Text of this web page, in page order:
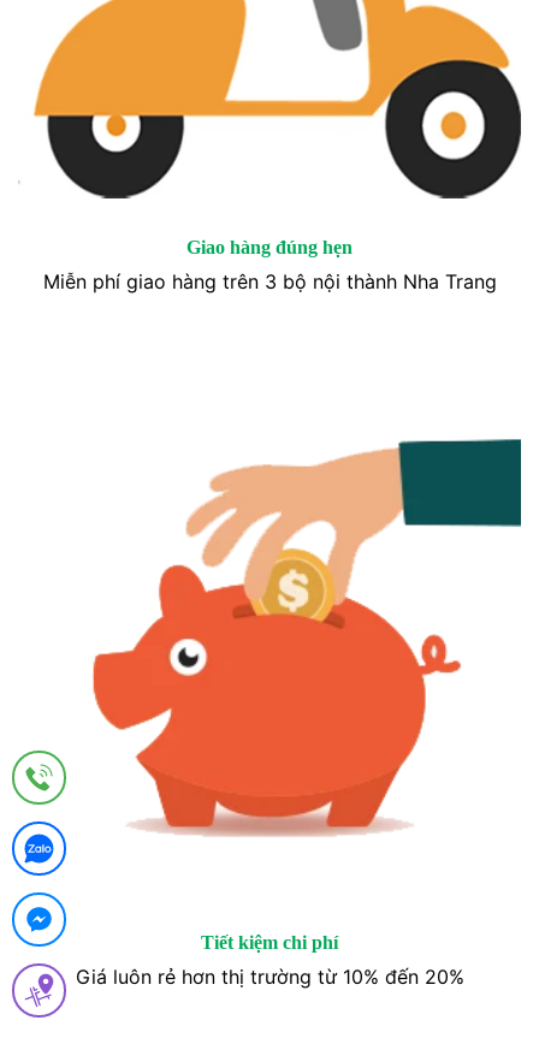
Giao hàng đúng hẹn
Miễn phí giao hàng trên 3 bộ nội thành Nha Trang
Tiết kiệm chi phí
Giá luôn rẻ hơn thị trường từ 10% đến 20%